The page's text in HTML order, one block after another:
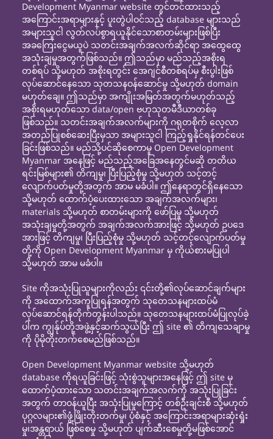
Development Myanmar website တွင်တင်ထားသည့်
အကြောင်းအရာများနှင့် ပူးတွဲပါဝင်သည့် database များသည်
အများသူငါ လွတ်လပ်စွာရယူနိုင်သောစာတမ်းများဖြစ်ပြီး
အခကြေးငွေမယူပဲ သတင်းအချက်အလက်ဆိုင်ရာ အထွေထွေ
အသုံးချမှုအတွက်ဖြစ်သည်။ ဤသည်မှာ မည်သည့်အစိုးရ
တစ်ရပ် သို့မဟုတ် အစိုးရတွင်း အေဂျင်စီတစ်ရပ်မှ စီးပွါးဖြစ်
လုပ်ဆောင်နေသော သုတသနဝန်ဆောင်မှု သို့မဟုတ် domain
မဟုတ်ချေ။ ဤသည်မှာ အကျိုးအမြတ်အတွက်မဟုတ်သည့်
အစိုးရမဟုတ်သော data/open ဗဟုသုတမီဒီယာတစ်ခု
ဖြစ်သည်။ သတင်းအချက်အလက်များကို ဂရုတစိုက် လေ့လာ
အတည်ပြုစစ်ဆေးပြီးမှသာ အများသူငါ ကြည့်ရှုနိုင်ရန်တင်ပေး
ခြင်းဖြစ်သည်။ မည်သို့ပင်ဆိုစေကာမူ Open Development
Myanmar အနေဖြင့် မည်သည့်အခြေအနေတွင်မဆို တတိယ
ရင်းမြစ်များ၏ တိကျမှု၊ ပြီးပြည့်စုံမှု သို့မဟုတ် သင့်တင့်
လျောက်ပတ်မှုတို့အတွက် အာမ မခံပါ။ ဤနေရာတွင်ရှိနေသော
သို့မဟုတ် ထောက်ပံ့ပေးထားသော အချက်အလက်များ၊
materials သို့မဟုတ် စာတမ်းများကို ဖော်ပြမှု သို့မဟုတ်
အသုံးချမှုတို့အတွက် အချက်အလက်အားဖြင့် သို့မဟုတ် ဥပဒေ
အားဖြင့် တိကျမှု၊ ပြီးပြည့်စုံမှု သို့မဟုတ် သင့်တင့်လျောက်ပတ်မှု
တို့ကို Open Development Myanmar မှ ကိုယ်စားမပြုပါ
သို့မဟုတ် အာမ မခံပါ။
Site ကိုအသုံးပြုသူများကိုလည်း ၎င်းတို့၏လုပ်ဆောင်ချက်များ
ကို အထောက်အကူပြုရန်အတွက် သုတေသနများထပ်မံ
လုပ်ဆောင်ရန်တိုက်တွန်းပါသည်။ သုတေသနများထပ်မံပြုလုပ်ခဲ့
ပါက ကျွန်ုပ်တို့အဖွဲ့နှင့်ဆက်သွယ်ပြီး ဤ site ၏ တိကျသေချာမှု
ကို ပိုမိုတိုးတက်စေမည်ဖြစ်သည်။
Open Development Myanmar website သို့မဟုတ်
database ကိုရယူခြင်းဖြင့် သုံးစွဲသူများအနေဖြင့် ဤ site မှ
ထောက်ပံ့ထားသော သတင်းအချက်အလက်ကို အသုံးပြုခြင်း
အတွက် တာဝန်ယူပြီး အသုံးပြုမှုကြောင့် တစ်ဦးချင်းစီ သို့မဟုတ်
ပုဂ္ဂလများ၏ဖွံ့ဖြိုးတိုးတက်မှု၊ ပုံစံနှင့် အကြောင်းအရာများဆုံးရှုံး
မှု၊အန္တရာယ် ဖြစ်စေမှု သို့မဟုတ် ပျက်ဆီးစေမှုတို့မဖြစ်အောင်